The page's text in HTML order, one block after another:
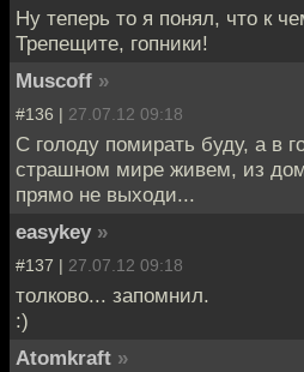
Ну теперь то я понял, что к
Трепещите, гопники!
Muscoff »
#136 | 27.07.12 09:18
С голоду помирать буду, а в
страшном мире живем, из
прямо не выходи...
easykey »
#137 | 27.07.12 09:18
толково... запомнил.
:)
Atomkraft »